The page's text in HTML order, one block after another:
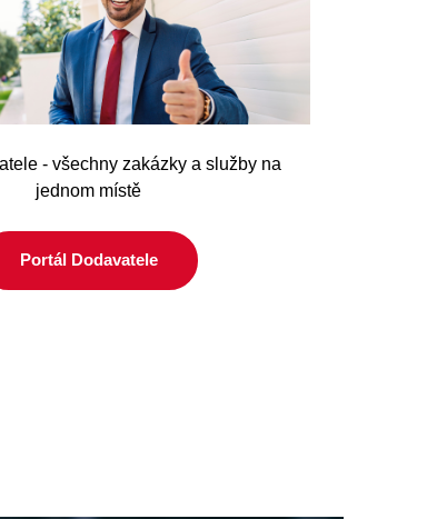
- všechny zakázky a služby na
jednom místě
Portál Dodavatele